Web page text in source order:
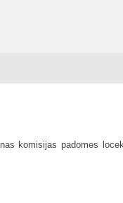
komisijas padomes